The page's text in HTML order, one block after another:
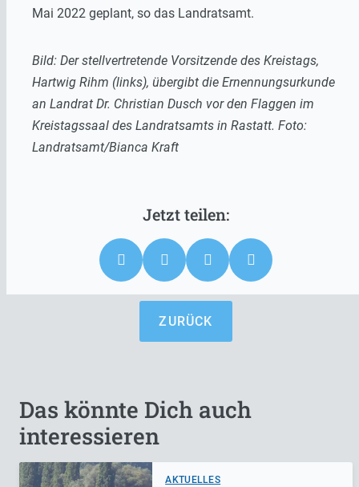
Mai 2022 geplant, so das Landratsamt.
Bild: Der stellvertretende Vorsitzende des Kreistags,
Hartwig Rihm (links), übergibt die Ernennungsurkunde
an Landrat Dr. Christian Dusch vor den Flaggen im
Kreistagssaal des Landratsamts in Rastatt. Foto:
Landratsamt/Bianca Kraft
ZURÜCK
Das könnte Dich auch
interessieren
AKTUELLES